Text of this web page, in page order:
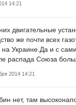
14:21
двигательные
же почти всех
на Украине.Да и с
распада Союза
2014 14:21
нет, там